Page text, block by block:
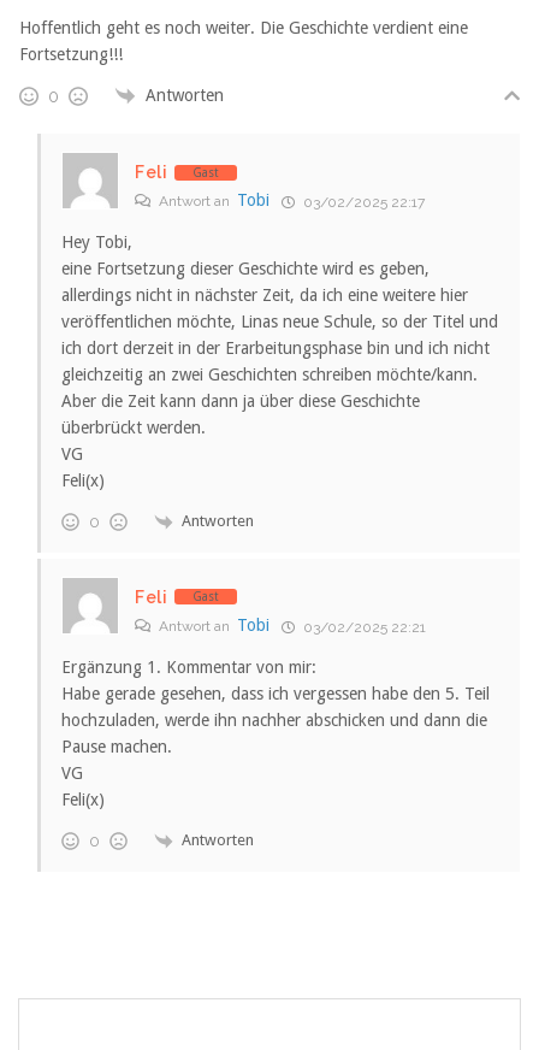
Hoffentlich geht es noch weiter. Die Geschichte verdient eine
Fortsetzung!!!
0 Antworten
Feli Gast
Antwort an Tobi 03/02/2025 22:17
Hey Tobi,
eine Fortsetzung dieser Geschichte wird es geben,
allerdings nicht in nächster Zeit, da ich eine weitere hier
veröffentlichen möchte, Linas neue Schule, so der Titel und
ich dort derzeit in der Erarbeitungsphase bin und ich nicht
gleichzeitig an zwei Geschichten schreiben möchte/kann.
Aber die Zeit kann dann ja über diese Geschichte
überbrückt werden.
VG
Feli(x)
0 Antworten
Feli Gast
Antwort an Tobi 03/02/2025 22:21
Ergänzung 1. Kommentar von mir:
Habe gerade gesehen, dass ich vergessen habe den 5. Teil
hochzuladen, werde ihn nachher abschicken und dann die
Pause machen.
VG
Feli(x)
0 Antworten